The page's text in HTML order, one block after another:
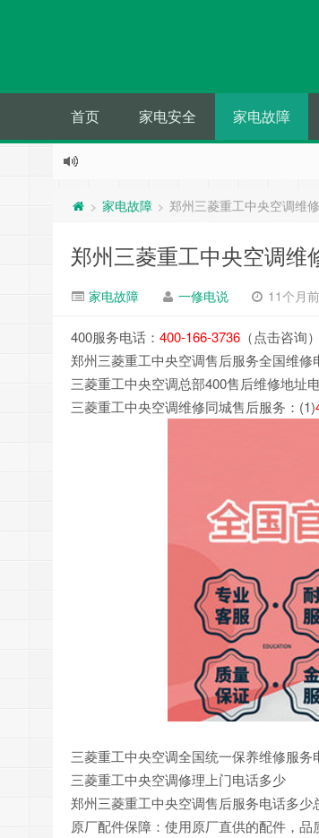
首页 家电安全 家电故障
> 家电故障 > 郑州三菱重工中央空调维
郑州三菱重工中央空调维
家电故障 一修电说 11个月
400服务电话： 400-166-3736 （点击咨询）
郑州三菱重工中央空调售后服务全国维修
三菱重工中央空调总部400售后维修地址
三菱重工中央空调维修同城售后服务：(1)
三菱重工中央空调全国统一保养维修服务
三菱重工中央空调修理上门电话多少
郑州三菱重工中央空调售后服务电话多少
原厂配件保障：使用原厂直供的配件，